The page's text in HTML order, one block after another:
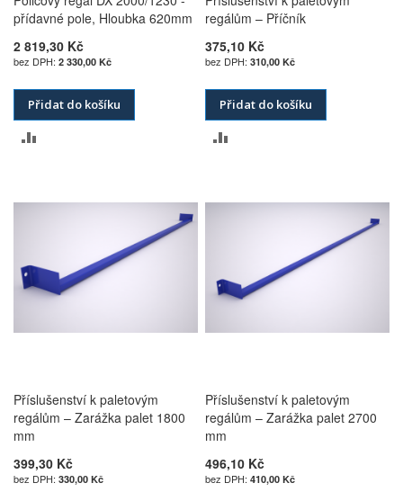
přídavné pole, Hloubka 620mm
2 819,30 Kč
2 330,00 Kč
Přidat do košíku
POROVNÁNÍ
regálům – Příčník
375,10 Kč
310,00 Kč
Přidat do košíku
POROVNÁNÍ
Příslušenství k paletovým
regálům – Zarážka palet 1800
mm
399,30 Kč
330,00 Kč
Příslušenství k paletovým
regálům – Zarážka palet 2700
mm
496,10 Kč
410,00 Kč